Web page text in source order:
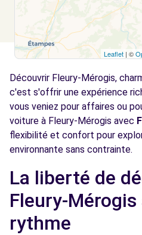
Voir l'agence
Free2move Rent - BELLE
AVENUE DE LA COUR DE
JUVISY SUR ORGE, 91260
Voir l'agence
Free2move Rent -
SUR ORGE (P)
38 AVENUE DE LA COUR DE
JUVISY SUR ORGE, FR-91,
Leaflet | ©
Découvrir Fleury-Mérogis,
c'est s'offrir une expérience
vous veniez pour affaires ou
voiture à Fleury-Mérogis avec
flexibilité et confort pour
environnante sans contrainte.
La liberté de
Fleury-
rythme